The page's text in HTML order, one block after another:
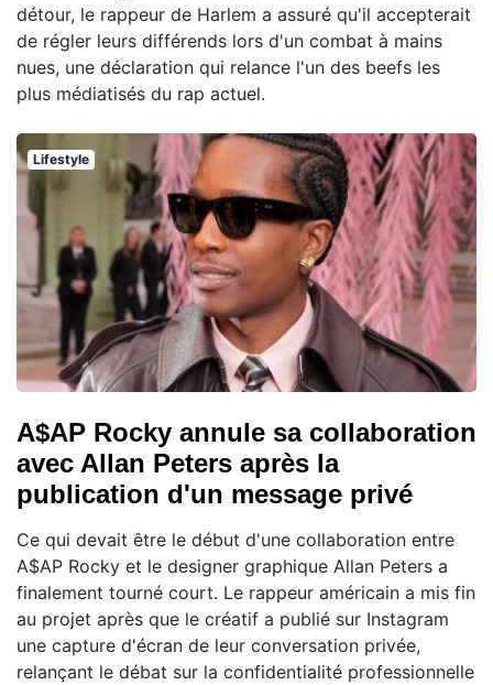
détour, le rappeur de Harlem a assuré qu'il accepterait
de régler leurs différends lors d'un combat à mains
nues, une déclaration qui relance l'un des beefs les
plus médiatisés du rap actuel.
Lifestyle
A$AP Rocky annule sa collaboration
avec Allan Peters après la
publication d'un message privé
Ce qui devait être le début d'une collaboration entre
A$AP Rocky et le designer graphique Allan Peters a
finalement tourné court. Le rappeur américain a mis fin
au projet après que le créatif a publié sur Instagram
une capture d'écran de leur conversation privée,
relançant le débat sur la confidentialité professionnelle